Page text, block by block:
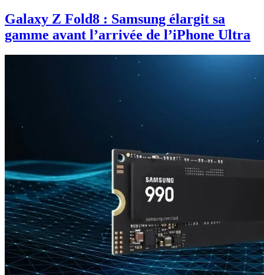
Galaxy Z Fold8 : Samsung élargit sa
gamme avant l’arrivée de l’iPhone Ultra